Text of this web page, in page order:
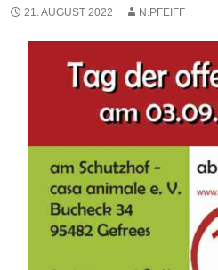
21. AUGUST 2022 N.PFEIFF